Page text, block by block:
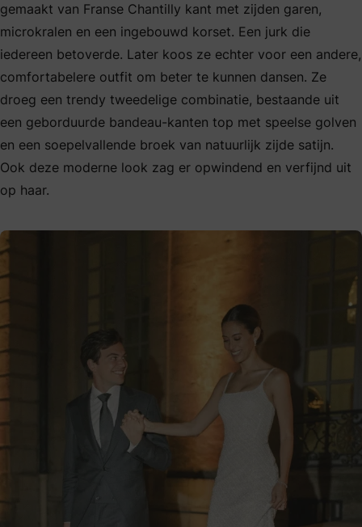
gemaakt van Franse Chantilly kant met zijden garen,
microkralen en een ingebouwd korset. Een jurk die
iedereen betoverde. Later koos ze echter voor een andere,
comfortabelere outfit om beter te kunnen dansen. Ze
droeg een trendy tweedelige combinatie, bestaande uit
een geborduurde bandeau-kanten top met speelse golven
en een soepelvallende broek van natuurlijk zijde satijn.
Ook deze moderne look zag er opwindend en verfijnd uit
op haar.